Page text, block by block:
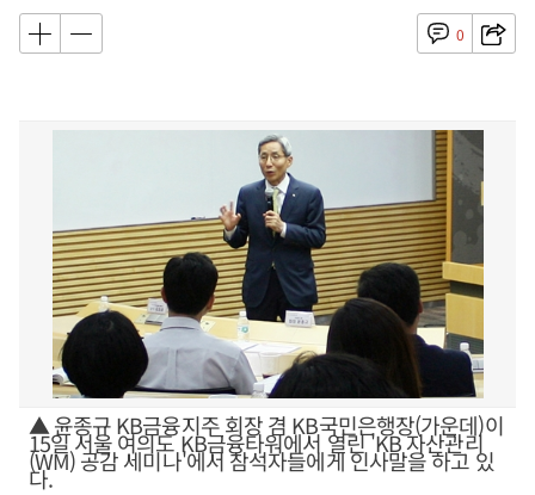
0
▲ 윤종규 KB금융지주 회장 겸 KB국민은행장(가운데)이
15일 서울 여의도 KB금융타워에서 열린 'KB 자산관리
(WM) 공감 세미나'에서 참석자들에게 인사말을 하고 있
다.